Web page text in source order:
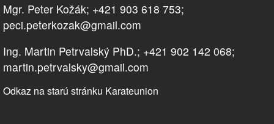
Mgr. Peter Kožák; +421 903 618 753;
peci.peterkozak@gmail.com
Ing. Martin Petrvalský PhD.; +421 902 142 068;
martin.petrvalsky@gmail.com
Odkaz na starú stránku Karateunion